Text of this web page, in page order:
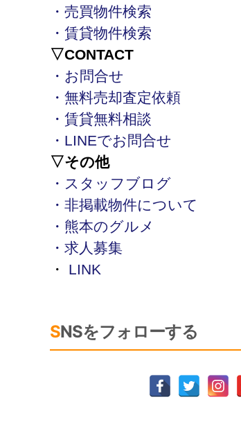
・売買物件検索
・賃貸物件検索
▽CONTACT
・お問合せ
・無料売却査定依頼
・賃貸無料相談
・LINEでお問合せ
▽その他
・スタッフブログ
・非掲載物件について
・熊本のグルメ
・求人募集
・ LINK
SNSをフォローする